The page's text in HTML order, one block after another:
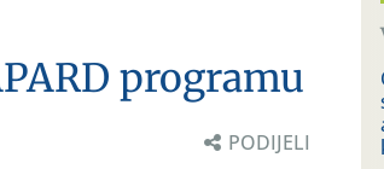
programu
PODIJELI